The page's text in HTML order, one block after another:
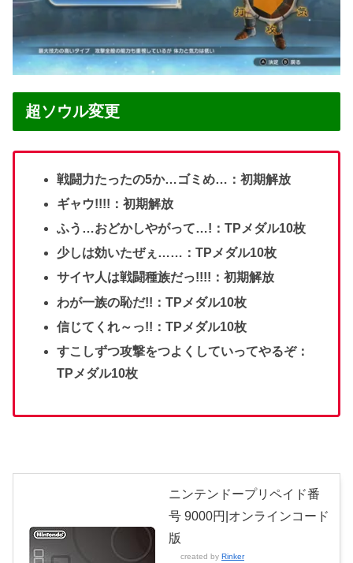
超ソウル変更
戦闘力たったの5か…ゴミめ…：初期解放
ギャウ!!!!：初期解放
ふう…おどかしやがって…!：TPメダル10枚
少しは効いたぜぇ……：TPメダル10枚
サイヤ人は戦闘種族だっ!!!!：初期解放
わが一族の恥だ!!：TPメダル10枚
信じてくれ～っ!!：TPメダル10枚
すこしずつ攻撃をつよくしていってやるぞ：
TPメダル10枚
ニンテンドープリペイド番
号 9000円|オンラインコード
版
created by Rinker